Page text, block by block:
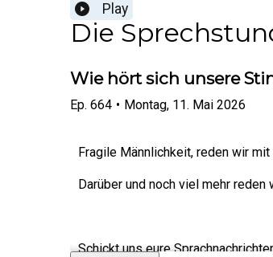
Play
Die
Wie hört sich unsere
Ep. 664 • Montag, 11. Mai 2026
Fragile Männlichkeit, reden wir
Darüber und noch viel mehr
Schickt uns eure